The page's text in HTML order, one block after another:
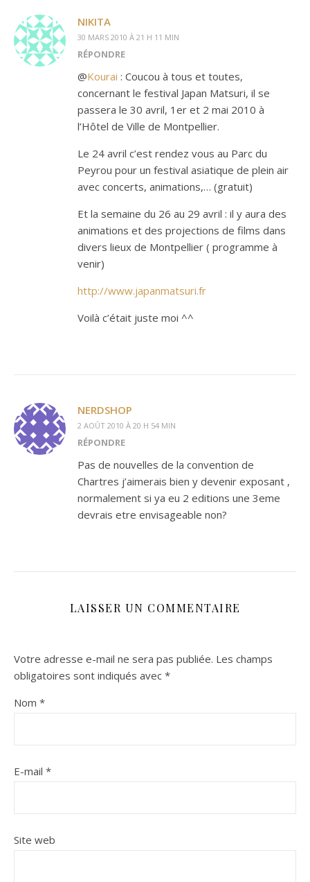
NIKITA
30 MARS 2010 À 21 H 11 MIN
RÉPONDRE
@Kourai : Coucou à tous et toutes,
concernant le festival Japan Matsuri, il se
passera le 30 avril, 1er et 2 mai 2010 à
l’Hôtel de Ville de Montpellier.
Le 24 avril c’est rendez vous au Parc du
Peyrou pour un festival asiatique de plein air
avec concerts, animations,… (gratuit)
Et la semaine du 26 au 29 avril : il y aura des
animations et des projections de films dans
divers lieux de Montpellier ( programme à
venir)
http://www.japanmatsuri.fr
Voilà c’était juste moi ^^
NERDSHOP
2 AOÛT 2010 À 20 H 54 MIN
RÉPONDRE
Pas de nouvelles de la convention de
Chartres j’aimerais bien y devenir exposant ,
normalement si ya eu 2 editions une 3eme
devrais etre envisageable non?
LAISSER UN COMMENTAIRE
Votre adresse e-mail ne sera pas publiée. Les champs
obligatoires sont indiqués avec *
Nom *
E-mail *
Site web